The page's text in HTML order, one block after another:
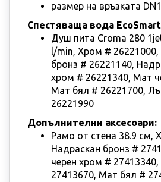
размер на връзката
Спестяваща вода
Душ пита Croma 280
l/min, Хром # 26221000,
бронз # 26221140,
хром # 26221340, Мат
Мат бял # 26221700,
26221990
Допълнителни аксесоари:
Рамо от стена 38.9 см,
Надраскан бронз #
черен хром #
27413670, Мат бял #